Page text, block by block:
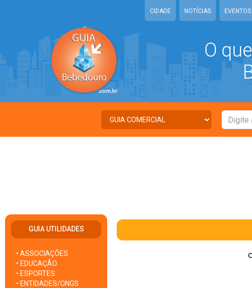
CIDADE NOTÍCIAS EVENTOS
O
GUIA UTILIDADES
• ASSOCIAÇÕES
• EDUCAÇÃO
• ESPORTES
• ENTIDADES/ONGS